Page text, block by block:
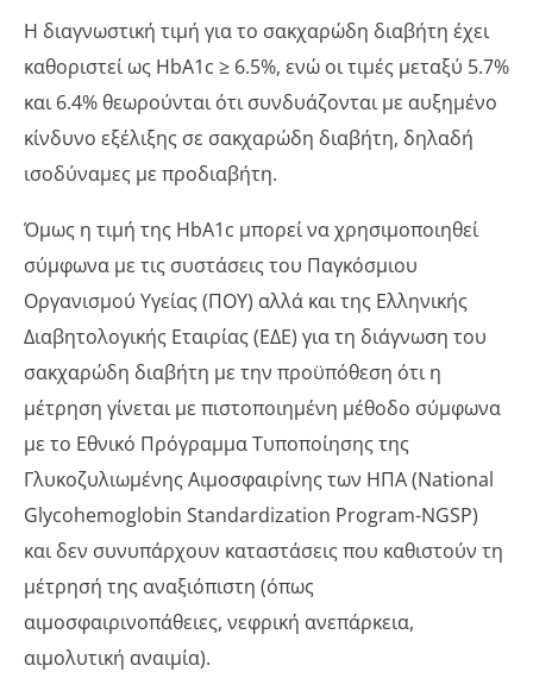
Η διαγνωστική τιμή για το σακχαρώδη διαβήτη έχει
καθοριστεί ως HbA1c ≥ 6.5%, ενώ οι τιμές μεταξύ 5.7%
και 6.4% θεωρούνται ότι συνδυάζονται με αυξημένο
κίνδυνο εξέλιξης σε σακχαρώδη διαβήτη, δηλαδή
ισοδύναμες με προδιαβήτη.
Όμως η τιμή της HbA1c μπορεί να χρησιμοποιηθεί
σύμφωνα με τις συστάσεις του Παγκόσμιου
Οργανισμού Υγείας (ΠΟΥ) αλλά και της Ελληνικής
Διαβητολογικής Εταιρίας (ΕΔΕ) για τη διάγνωση του
σακχαρώδη διαβήτη με την προϋπόθεση ότι η
μέτρηση γίνεται με πιστοποιημένη μέθοδο σύμφωνα
με το Εθνικό Πρόγραμμα Τυποποίησης της
Γλυκοζυλιωμένης Αιμοσφαιρίνης των ΗΠΑ (National
Glycohemoglobin Standardization Program-NGSP)
και δεν συνυπάρχουν καταστάσεις που καθιστούν τη
μέτρησή της αναξιόπιστη (όπως
αιμοσφαιρινοπάθειες, νεφρική ανεπάρκεια,
αιμολυτική αναιμία).